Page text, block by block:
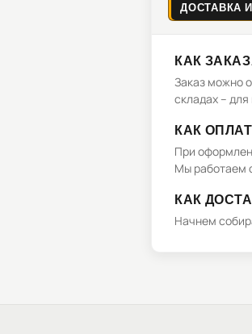
ДОСТАВКА
КАК
Заказ можно
складах –
КАК
При
Мы работаем
КАК
Начнем